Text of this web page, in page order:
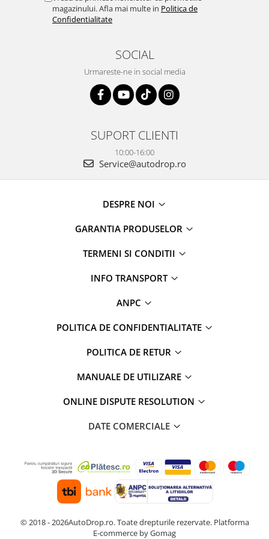
Rame adaptoare Daihatsu
Rame adaptoare Kia
Rame adaptoare Alfa Romeo
Rame adaptoare Hyundai
Rame adaptoare Chevrolet
Rame adaptoare Mitsubishi
Rame adaptoare Subaru
Rame adaptoare Iveco
Rame adaptoare Smart
Rame adaptoare Ssangyong
Rame adaptoare Hummer
Camere marșarier auto
magazinului. Afla mai multe in Politica de
Confidentialitate
SOCIAL
Urmareste-ne in social media
SUPORT CLIENTI
10:00-16:00
Service@autodrop.ro
DESPRE NOI
GARANTIA PRODUSELOR
TERMENI SI CONDITII
INFO TRANSPORT
ANPC
POLITICA DE CONFIDENTIALITATE
POLITICA DE RETUR
MANUALE DE UTILIZARE
ONLINE DISPUTE RESOLUTION
DATE COMERCIALE
© 2018 - 2026AutoDrop.ro. Toate drepturile rezervate. Platforma
E-commerce by Gomag